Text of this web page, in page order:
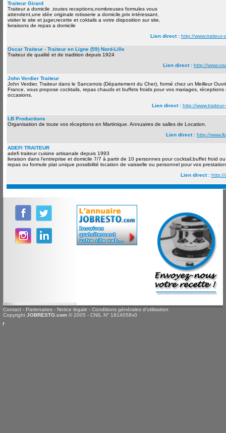
Traiteur Girard
Traiteur a domicile ,toutes receptions,nombreuses formules vous
attendent,une idée originale rotisserie a domicile,prix intéressant,
visiter le site et juger,recette et coktails a votre disposition sur site,
livraisons de repas a domicile
Lien direct : http://www.traiteur-
Oscar Traiteur - Traiteur en Ligne (59) Nord-Lille
Traiteur de qualité et de tradition depuis 1924
Lien direct : http://
John Verdier Traiteur
John Verdier, Traiteur dans le Sancerrois (Département du Cher), formé chez un Meilleur
France, vous propose cocktails, repas chauds et buffets froids pour vos mariages, réceptions
occasions.
Lien direct : http://
LB Productions
Organisation de toute vos réceptions en Martinique. Annuaires de salles de Location.
Lien direct : http://
ADEFI TRAITEUR
adefi traiteur cuisine artisanale depuis 1993
livraison dans l'entreprise et domicile 7/7 à partir de 10 personnes pour cocktail,buffet froid
repas ou formule plat unique possibilité location de vaisselle ou personnel pour vos
Lien direct : http://
Contact - Partenaires - Notice légale - Conditions générales d'utilisation
Copyright JOBRESTO.com © 2005 - CNIL N° 1814058v0